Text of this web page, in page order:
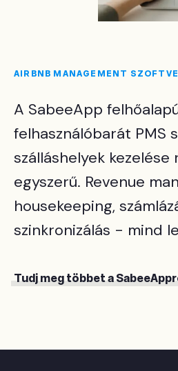
AIRBNB MANAGEMENT
A SabeeApp
felhasználóbarát PMS
szálláshelyek kezelése
egyszerű. Revenue
housekeeping,
szinkronizálás - mind
Tudj meg többet a